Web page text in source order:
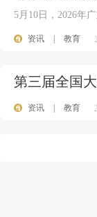
5月10日，2026年
资讯 教育
第三届全国
资讯 教育